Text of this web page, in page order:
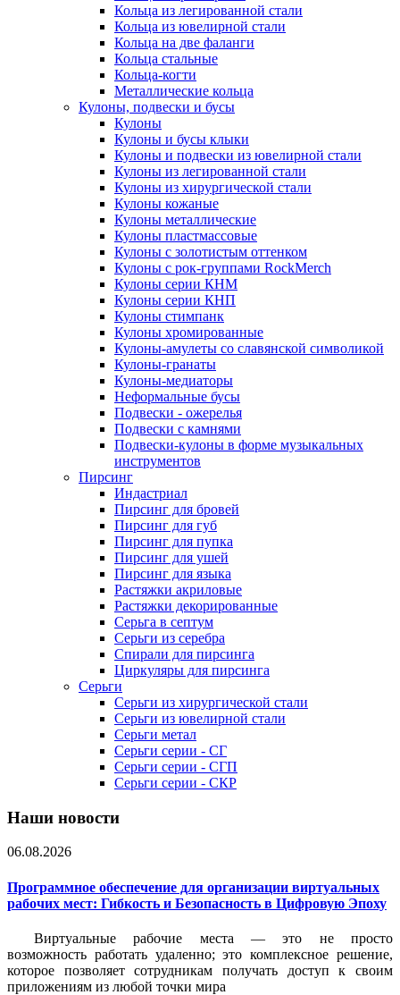
Кольца из легированной стали
Кольца из ювелирной стали
Кольца на две фаланги
Кольца стальные
Кольца-когти
Металлические кольца
Кулоны, подвески и бусы
Кулоны
Кулоны и бусы клыки
Кулоны и подвески из ювелирной стали
Кулоны из легированной стали
Кулоны из хирургической стали
Кулоны кожаные
Кулоны металлические
Кулоны пластмассовые
Кулоны с золотистым оттенком
Кулоны с рок-группами RockMerch
Кулоны серии КНМ
Кулоны серии КНП
Кулоны стимпанк
Кулоны хромированные
Кулоны-амулеты со славянской символикой
Кулоны-гранаты
Кулоны-медиаторы
Неформальные бусы
Подвески - ожерелья
Подвески с камнями
Подвески-кулоны в форме музыкальных
инструментов
Пирсинг
Индастриал
Пирсинг для бровей
Пирсинг для губ
Пирсинг для пупка
Пирсинг для ушей
Пирсинг для языка
Растяжки акриловые
Растяжки декорированные
Серьга в септум
Серьги из серебра
Спирали для пирсинга
Циркуляры для пирсинга
Серьги
Серьги из хирургической стали
Серьги из ювелирной стали
Серьги метал
Серьги серии - СГ
Серьги серии - СГП
Серьги серии - СКР
Наши новости
06.08.2026
Программное обеспечение для организации виртуальных
рабочих мест: Гибкость и Безопасность в Цифровую Эпоху
Виртуальные рабочие места — это не просто
возможность работать удаленно; это комплексное решение,
которое позволяет сотрудникам получать доступ к своим
приложениям из любой точки мира